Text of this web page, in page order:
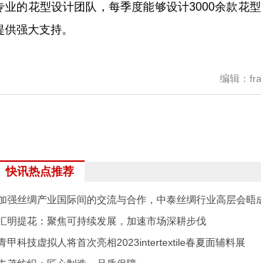
的花型设计团队，每季度能够设计3000余款花
强大支持。
编辑：
快讯热点推荐
强丝绸产业国际间的交流与合作，中泰丝绸行业高层会晤
举办！
明提花：聚焦可持续发展，加速市场深耕步伐
甲科技虚拟人将首次亮相2023intertextile春夏面辅料展